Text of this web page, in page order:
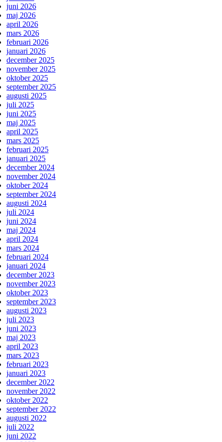
juni 2026
maj 2026
april 2026
mars 2026
februari 2026
januari 2026
december 2025
november 2025
oktober 2025
september 2025
augusti 2025
juli 2025
juni 2025
maj 2025
april 2025
mars 2025
februari 2025
januari 2025
december 2024
november 2024
oktober 2024
september 2024
augusti 2024
juli 2024
juni 2024
maj 2024
april 2024
mars 2024
februari 2024
januari 2024
december 2023
november 2023
oktober 2023
september 2023
augusti 2023
juli 2023
juni 2023
maj 2023
april 2023
mars 2023
februari 2023
januari 2023
december 2022
november 2022
oktober 2022
september 2022
augusti 2022
juli 2022
juni 2022